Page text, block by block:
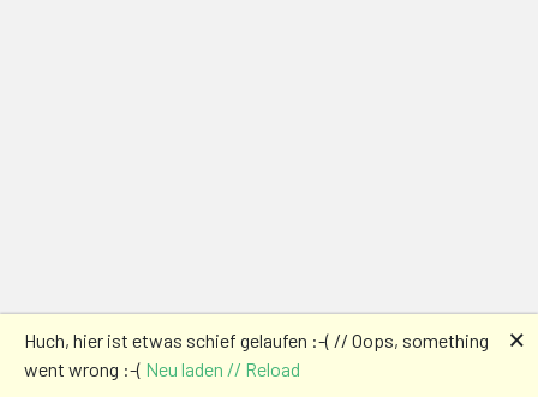
Huch, hier ist etwas schief gelaufen :-( // Oops, something
went wrong :-( Neu laden // Reload
🗙